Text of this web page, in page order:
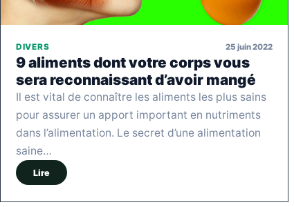
DIVERS 25 juin 2022
9 aliments dont votre corps vous
sera reconnaissant d’avoir mangé
Il est vital de connaître les aliments les plus sains
pour assurer un apport important en nutriments
dans l’alimentation. Le secret d’une alimentation
saine…
Lire